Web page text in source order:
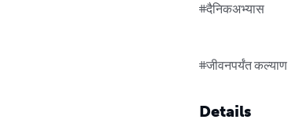
#दैनिकअभ्यास
#जीवनपर्यंत कल्याण
Details